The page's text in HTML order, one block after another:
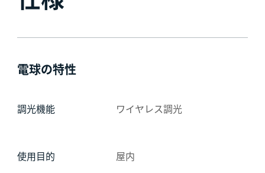
電球の特性
調光機能 ワイヤレス調光
使用目的 屋内